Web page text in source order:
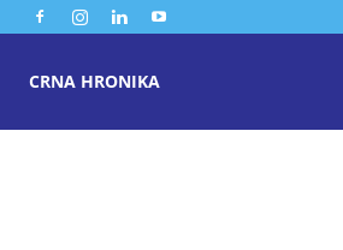
CRNA HRONIKA